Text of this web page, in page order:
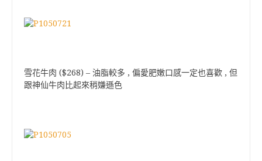
雪花牛肉 ($268) – 油脂較多 , 偏愛肥嫩口感一定也喜歡 , 但
跟神仙牛肉比起來稍嫌遜色